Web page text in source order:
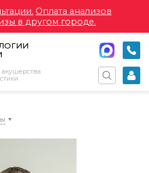
Оплата анализов
в другом городе.
акушерства